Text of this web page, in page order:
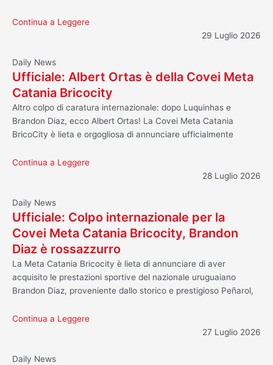
Continua a Leggere
29 Luglio 2026
Daily News
Ufficiale: Albert Ortas è della Covei Meta
Catania Bricocity
Altro colpo di caratura internazionale: dopo Luquinhas e
Brandon Diaz, ecco Albert Ortas! La Covei Meta Catania
BricoCity è lieta e orgogliosa di annunciare ufficialmente
Continua a Leggere
28 Luglio 2026
Daily News
Ufficiale: Colpo internazionale per la
Covei Meta Catania Bricocity, Brandon
Diaz è rossazzurro
La Meta Catania Bricocity è lieta di annunciare di aver
acquisito le prestazioni sportive del nazionale uruguaiano
Brandon Diaz, proveniente dallo storico e prestigioso Peñarol,
Continua a Leggere
27 Luglio 2026
Daily News